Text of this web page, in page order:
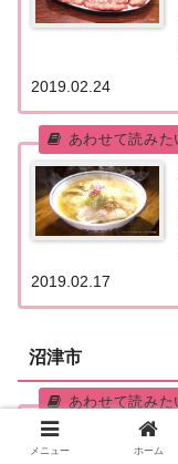
2019.02.24
2019.02.17
沼津市
メニュー ホーム